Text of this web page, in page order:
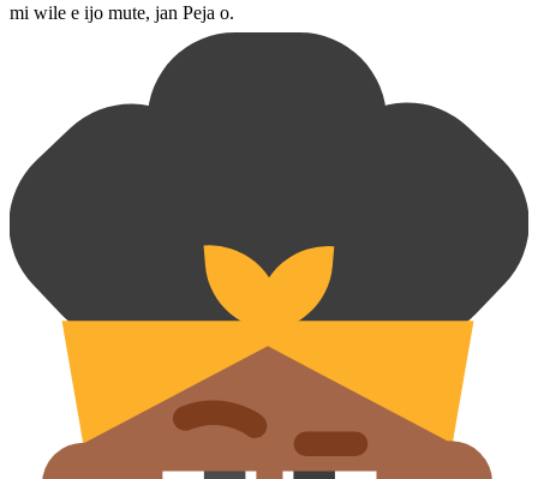
mi wile e ijo mute, jan Peja o.